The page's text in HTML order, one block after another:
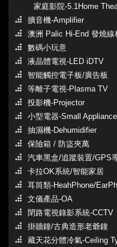
家庭影院-5.1Home
擴音機-Amplifier
澳洲 Palic Hi-End 發燒線
數碼小玩意
液晶體電視-LED iDTV
智能觸控電子板/廣告板
等離子電視-Plasma TV
投影機-Projector
小型電器-Small
抽濕機-Dehumidifier
保險箱 / 防盜夾萬
汽車黑盒/追蹤裝置/GPS
卡拉OK系統/智能家居
耳筒類-HeahPhone/
文儀產品-OA
閉路電視錄影系統-CCTV
掛牆鐘/古典造形老爺鐘
藏天花分體冷氣-Ceiling